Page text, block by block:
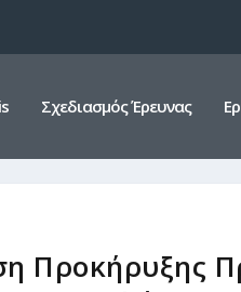
Σχεδιασμός Έρευνας
Προκήρυξης